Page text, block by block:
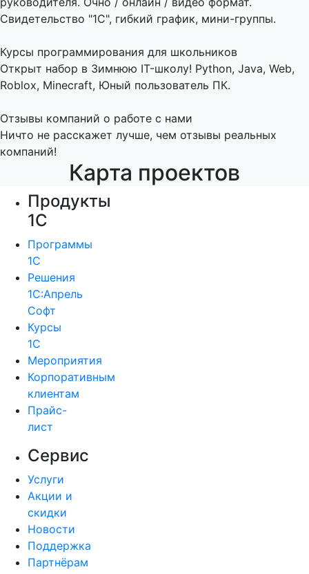
Свидетельство "1С", гибкий график, мини-группы.
Курсы программирования для школьников
Открыт набор в Зимнюю IT-школу! Python, Java, Web,
Roblox, Minecraft, Юный пользователь ПК.
Отзывы компаний о работе с нами
Ничто не расскажет лучше, чем отзывы реальных
компаний!
Карта проектов
Продукты
1С
Программы
1С
Решения
1С:Апрель
Софт
Курсы
1С
Мероприятия
Корпоративным
клиентам
Прайс-
лист
Сервис
Услуги
Акции и
скидки
Новости
Поддержка
Партнёрам